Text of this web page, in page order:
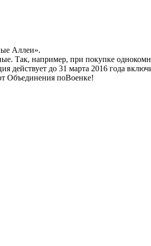
Аллеи».
Так, например, при покупке
действует до 31 марта 2016 года
Объединения поВоенке!